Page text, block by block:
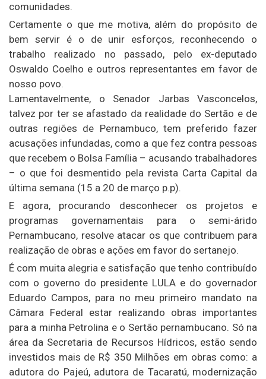
comunidades.
Certamente o que me motiva, além do propósito de
bem servir é o de unir esforços, reconhecendo o
trabalho realizado no passado, pelo ex-deputado
Oswaldo Coelho e outros representantes em favor de
nosso povo.
Lamentavelmente, o Senador Jarbas Vasconcelos,
talvez por ter se afastado da realidade do Sertão e de
outras regiões de Pernambuco, tem preferido fazer
acusações infundadas, como a que fez contra pessoas
que recebem o Bolsa Família – acusando trabalhadores
– o que foi desmentido pela revista Carta Capital da
última semana (15 a 20 de março p.p).
E agora, procurando desconhecer os projetos e
programas governamentais para o semi-árido
Pernambucano, resolve atacar os que contribuem para
realização de obras e ações em favor do sertanejo.
É com muita alegria e satisfação que tenho contribuído
com o governo do presidente LULA e do governador
Eduardo Campos, para no meu primeiro mandato na
Câmara Federal estar realizando obras importantes
para a minha Petrolina e o Sertão pernambucano. Só na
área da Secretaria de Recursos Hídricos, estão sendo
investidos mais de R$ 350 Milhões em obras como: a
adutora do Pajeú, adutora de Tacaratú, modernização